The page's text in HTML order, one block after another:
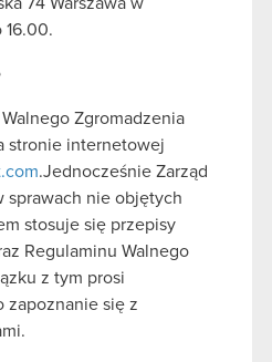
Zgromadzenia
stronie internetowej
.Jednocześnie Zarząd
sprawach nie objętych
stosuje się przepisy
Regulaminu Walnego
z tym prosi
zapoznanie się z